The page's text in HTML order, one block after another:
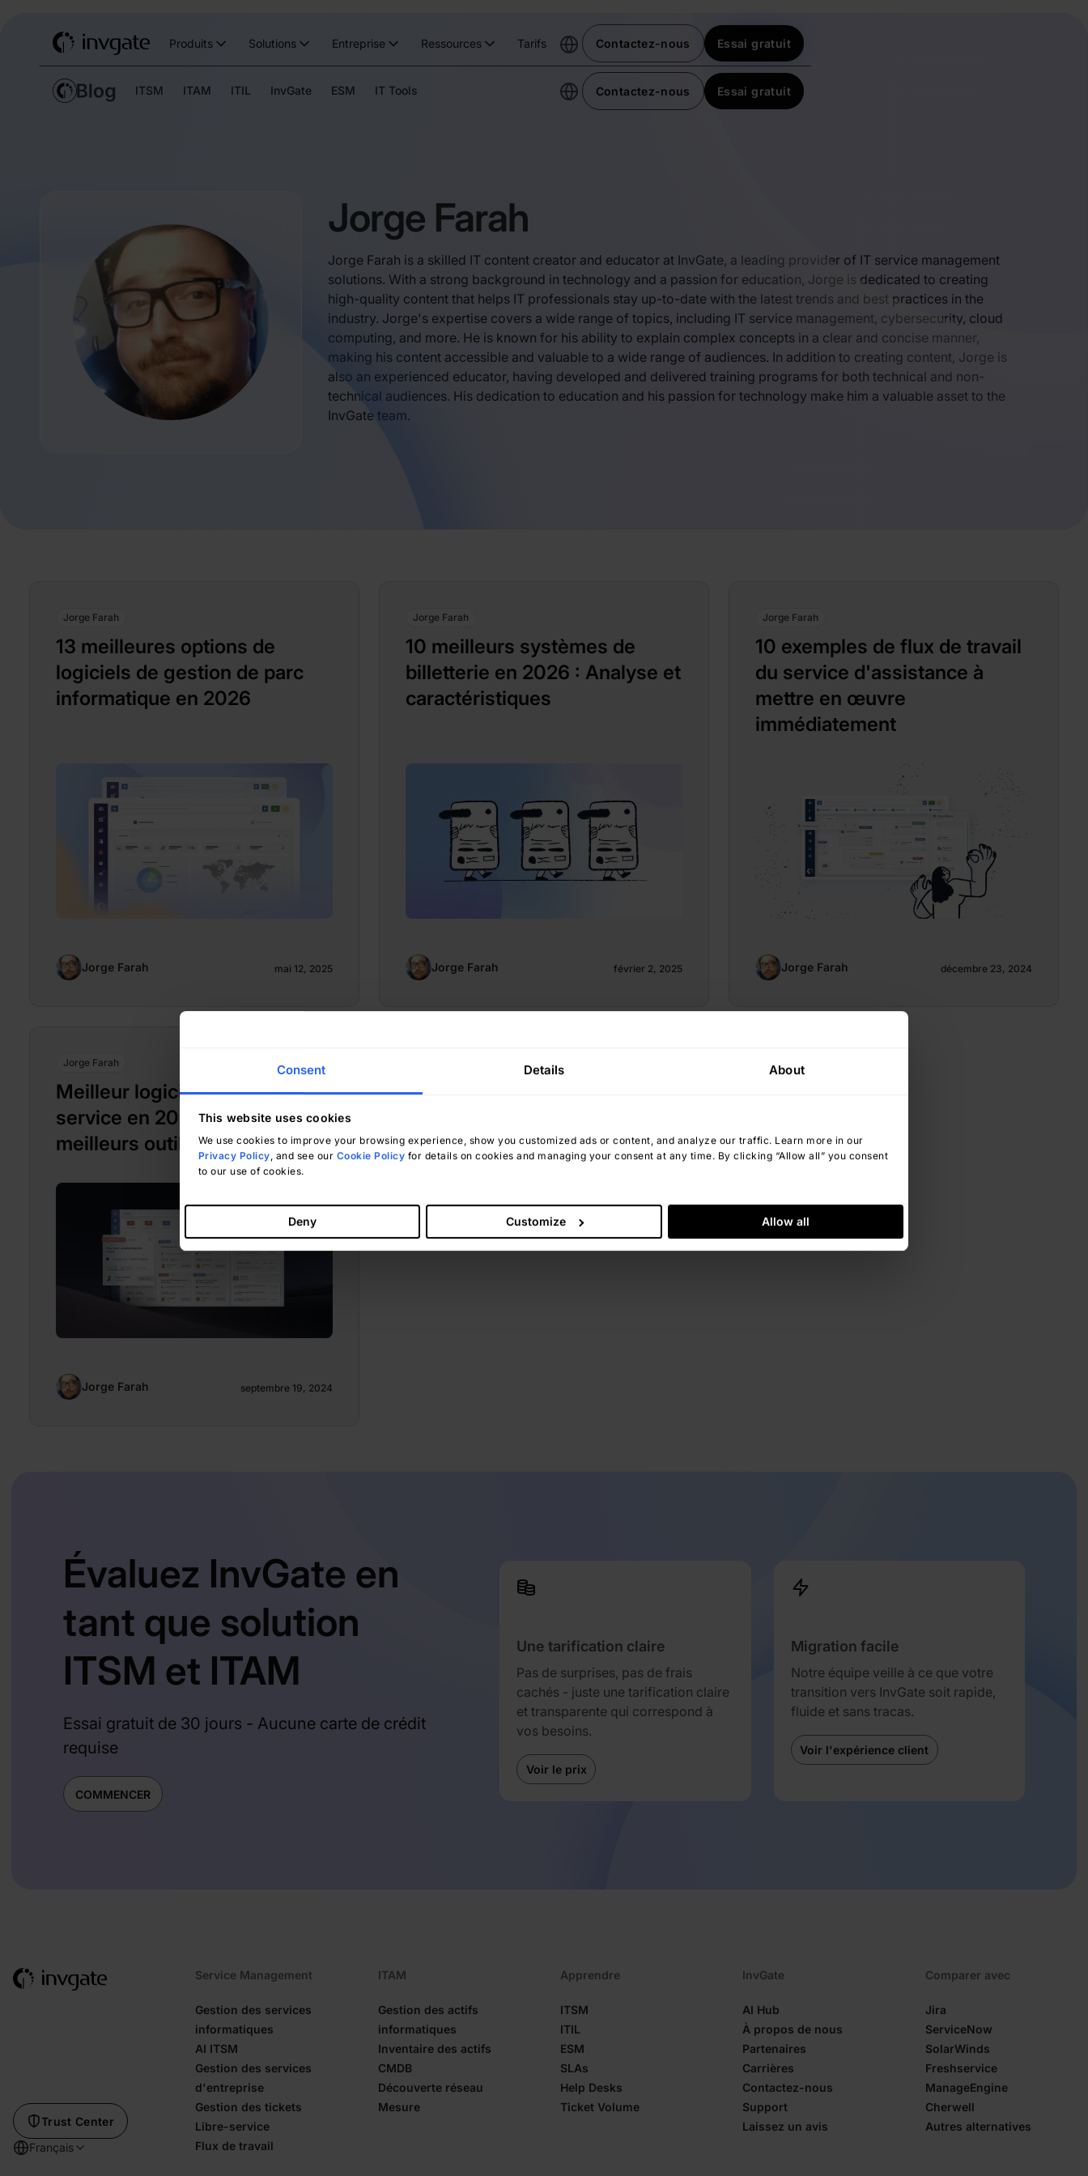
Consent Details About
This website uses cookies
We use cookies to improve your browsing experience, show you customized ads or content, and analyze our traffic. Learn more in our
Privacy Policy, and see our Cookie Policy for details on cookies and managing your consent at any time. By clicking “Allow all” you consent
to our use of cookies.
Deny Customize Allow all
Produits Solutions Entreprise Ressources Tarifs Contactez-nous Essai gratuit
ITSM ITAM ITIL InvGate ESM IT Tools Contactez-nous Essai gratuit
Jorge Farah
Jorge Farah is a skilled IT content creator and educator at InvGate, a leading provider of IT service management
solutions. With a strong background in technology and a passion for education, Jorge is dedicated to creating
high-quality content that helps IT professionals stay up-to-date with the latest trends and best practices in the
industry. Jorge's expertise covers a wide range of topics, including IT service management, cybersecurity, cloud
computing, and more. He is known for his ability to explain complex concepts in a clear and concise manner,
making his content accessible and valuable to a wide range of audiences. In addition to creating content, Jorge is
also an experienced educator, having developed and delivered training programs for both technical and non-
technical audiences. His dedication to education and his passion for technology make him a valuable asset to the
InvGate team.
Jorge Farah
13 meilleures options de
logiciels de gestion de parc
informatique en 2026
Jorge Farah mai 12, 2025
Jorge Farah
10 meilleurs systèmes de
billetterie en 2026 : Analyse et
caractéristiques
Jorge Farah février 2, 2025
Jorge Farah
10 exemples de flux de travail
du service d'assistance à
mettre en œuvre
immédiatement
Jorge Farah décembre 23, 2024
Jorge Farah
Meilleur logiciel de bureau de
service en 2026 : Les 10
meilleurs outils
Jorge Farah septembre 19, 2024
Évaluez InvGate en
tant que solution
ITSM et ITAM
Essai gratuit de 30 jours - Aucune carte de crédit
requise
COMMENCER
Une tarification claire
Pas de surprises, pas de frais
cachés - juste une tarification claire
et transparente qui correspond à
vos besoins.
Voir le prix
Migration facile
Notre équipe veille à ce que votre
transition vers InvGate soit rapide,
fluide et sans tracas.
Voir l'expérience client
Trust Center
Français
Service Management
Gestion des services
informatiques
AI ITSM
Gestion des services
d'entreprise
Gestion des tickets
Libre-service
Flux de travail
ITAM
Gestion des actifs
informatiques
Inventaire des actifs
CMDB
Découverte réseau
Mesure
Apprendre
ITSM
ITIL
ESM
SLAs
Help Desks
Ticket Volume
InvGate
AI Hub
À propos de nous
Partenaires
Carrières
Contactez-nous
Support
Laissez un avis
Comparer avec
Jira
ServiceNow
SolarWinds
Freshservice
ManageEngine
Cherwell
Autres alternatives